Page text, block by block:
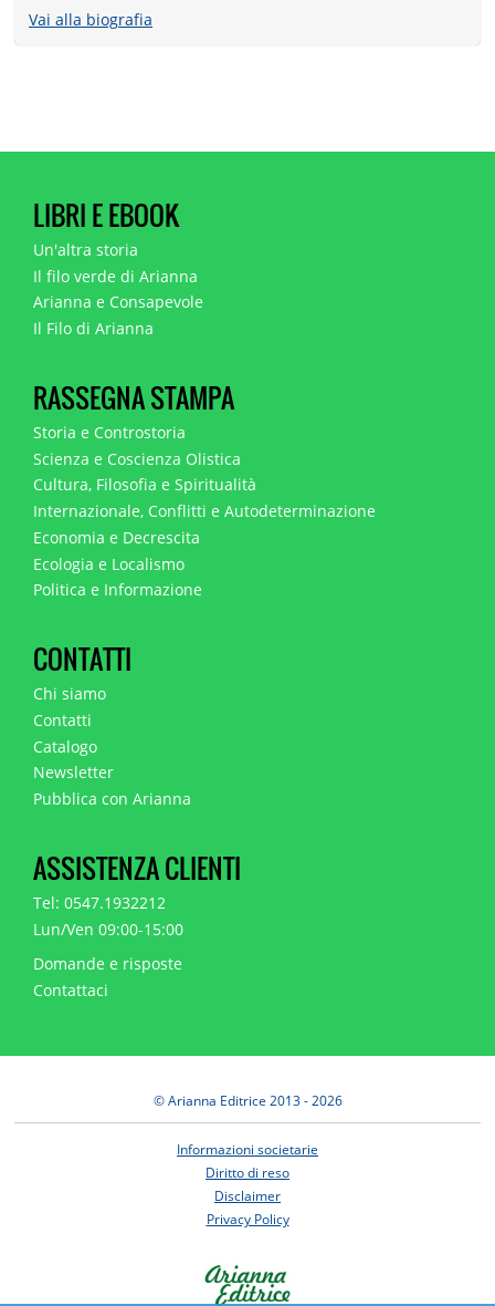
Vai alla biografia
LIBRI E EBOOK
Un'altra storia
Il filo verde di Arianna
Arianna e Consapevole
Il Filo di Arianna
RASSEGNA STAMPA
Storia e Controstoria
Scienza e Coscienza Olistica
Cultura, Filosofia e Spiritualità
Internazionale, Conflitti e Autodeterminazione
Economia e Decrescita
Ecologia e Localismo
Politica e Informazione
CONTATTI
Chi siamo
Contatti
Catalogo
Newsletter
Pubblica con Arianna
ASSISTENZA CLIENTI
Tel: 0547.1932212
Lun/Ven 09:00-15:00
Domande e risposte
Contattaci
© Arianna Editrice 2013 - 2026
Informazioni societarie
Diritto di reso
Disclaimer
Privacy Policy